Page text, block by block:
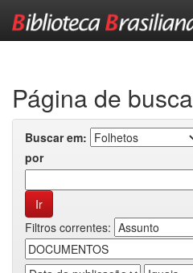
Página de busca
Buscar em:
por
Filtros correntes: